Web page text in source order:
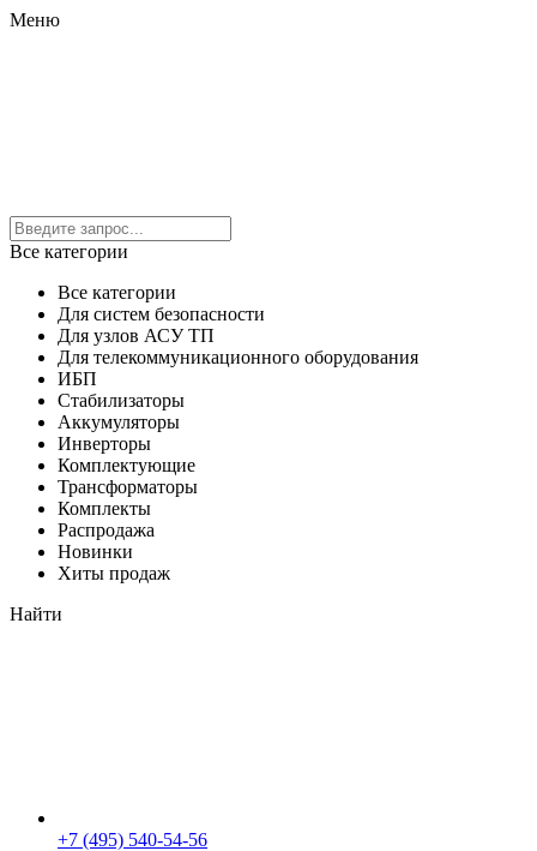
Меню
Все категории
Все категории
Для систем безопасности
Для узлов АСУ ТП
Для телекоммуникационного оборудования
ИБП
Стабилизаторы
Аккумуляторы
Инверторы
Комплектующие
Трансформаторы
Комплекты
Распродажа
Новинки
Хиты продаж
Найти
+7 (495) 540-54-56